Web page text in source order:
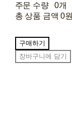
주문 수량
0개
총 상품 금액 0원
구매하기
장바구니에 담기